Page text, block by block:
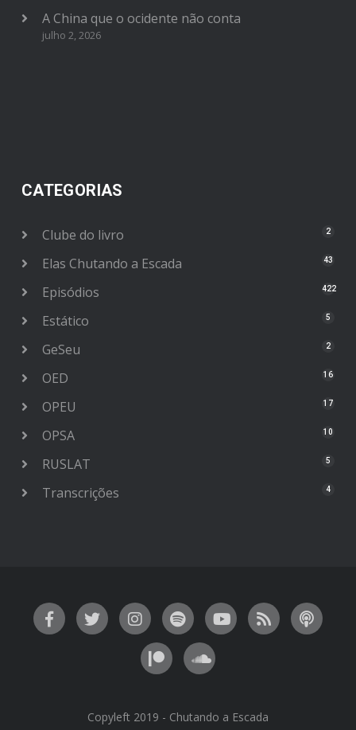
A China que o ocidente não conta
julho 2, 2026
CATEGORIAS
Clube do livro 2
Elas Chutando a Escada 43
Episódios 422
Estático 5
GeSeu 2
OED 16
OPEU 17
OPSA 10
RUSLAT 5
Transcrições 4
Copyleft 2019 - Chutando a Escada